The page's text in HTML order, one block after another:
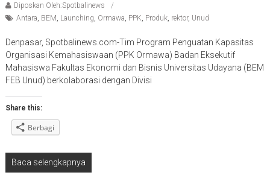
Diposkan Oleh:Spotbalinews
Antara BEM Launching Ormawa PPK Produk, rektor, Unud
Denpasar, Spotbalinews.com-Tim Program Penguatan Kapasitas
Organisasi Kemahasiswaan (PPK Ormawa) Badan Eksekutif
Mahasiswa Fakultas Ekonomi dan Bisnis Universitas Udayana (BEM
FEB Unud) berkolaborasi dengan Divisi
Share this:
Berbagi
Baca selengkapnya